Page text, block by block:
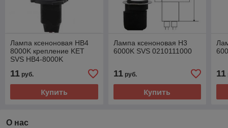
Лампа ксеноновая HB4
8000K крепление KET
SVS HB4-8000K
11 руб.
Купить
Лампа ксеноновая H3
6000K SVS 0210111000
11руб.
Купить
11
О нас